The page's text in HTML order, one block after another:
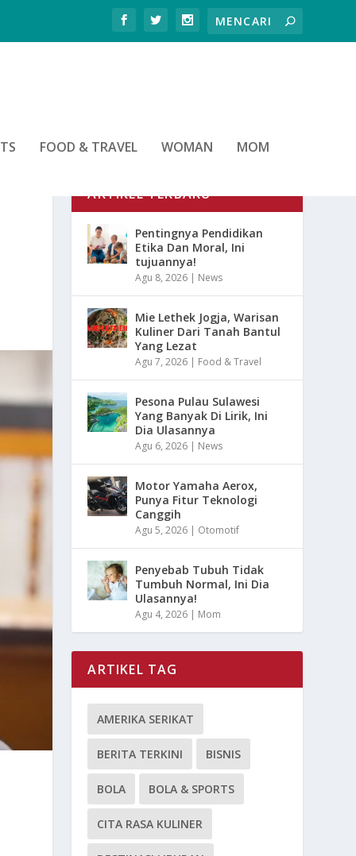
FOOD & TRAVEL WOMAN MOM
ARTIKEL TERBARU
Pentingnya Pendidikan
Etika Dan Moral, Ini
tujuannya!
Agu 8, 2026 | News
Mie Lethek Jogja, Warisan
Kuliner Dari Tanah Bantul
Yang Lezat
Agu 7, 2026 | Food & Travel
Pesona Pulau Sulawesi
Yang Banyak Di Lirik, Ini
Dia Ulasannya
Agu 6, 2026 | News
Motor Yamaha Aerox,
Punya Fitur Teknologi
Canggih
Agu 5, 2026 | Otomotif
Penyebab Tubuh Tidak
Tumbuh Normal, Ini Dia
Ulasannya!
Agu 4, 2026 | Mom
ARTIKEL TAG
AMERIKA SERIKAT
BERITA TERKINI BISNIS
BOLA BOLA & SPORTS
CITA RASA KULINER